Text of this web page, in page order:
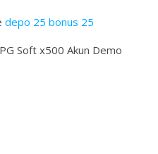
depo 25 bonus 25
Soft x500 Akun Demo